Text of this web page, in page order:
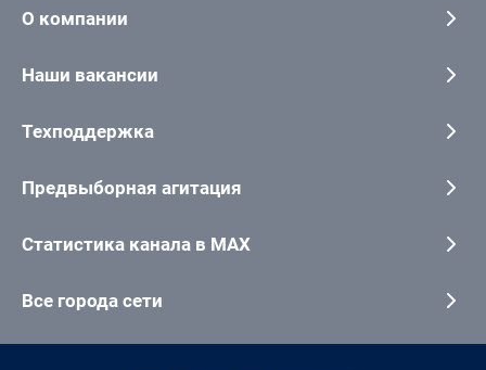
О компании
Наши вакансии
Техподдержка
Предвыборная агитация
Статистика канала в MAX
Все города сети